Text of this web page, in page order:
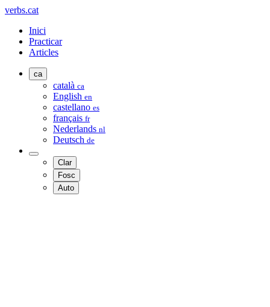
verbs.cat
Inici
Practicar
Articles
ca
català ca
English en
castellano es
français fr
Nederlands nl
Deutsch de
Clar
Fosc
Auto